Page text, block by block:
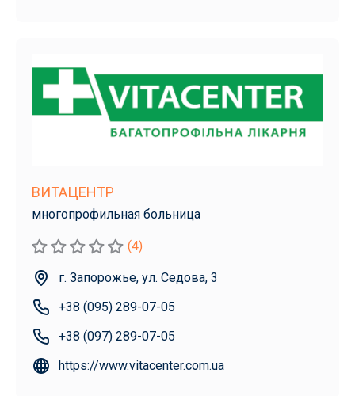
ВИТАЦЕНТР
многопрофильная больница
(4)
г. Запорожье, ул. Седова, 3
+38 (095) 289-07-05
+38 (097) 289-07-05
https://www.vitacenter.com.ua